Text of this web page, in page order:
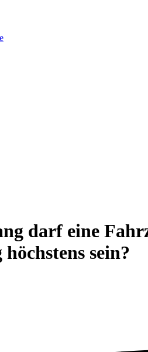
darf eine
sein?